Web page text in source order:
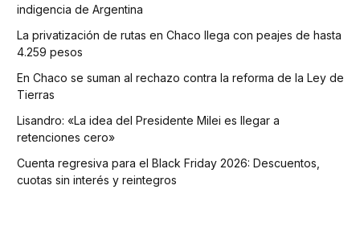
indigencia de Argentina
La privatización de rutas en Chaco llega con peajes de hasta
4.259 pesos
En Chaco se suman al rechazo contra la reforma de la Ley de
Tierras
Lisandro: «La idea del Presidente Milei es llegar a
retenciones cero»
Cuenta regresiva para el Black Friday 2026: Descuentos,
cuotas sin interés y reintegros